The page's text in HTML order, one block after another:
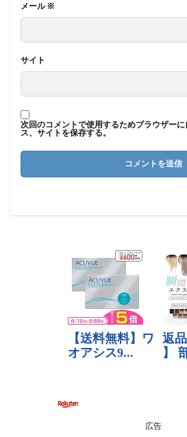
メール※
サイト
次回のコメントで使用するためブラウザー
ス、サイトを保存する。
広告